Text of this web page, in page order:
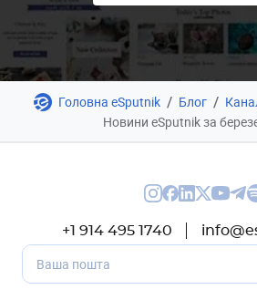
Головна eSputnik / Блог /
Новини eSputnik за
+1 914 495 1740